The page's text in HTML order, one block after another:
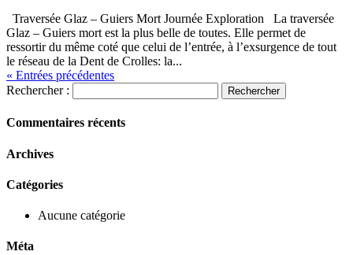
Traversée Glaz – Guiers Mort Journée Exploration La traversée
Glaz – Guiers mort est la plus belle de toutes. Elle permet de
ressortir du même coté que celui de l’entrée, à l’exsurgence de tout
le réseau de la Dent de Crolles: la...
« Entrées précédentes
Rechercher :
Commentaires récents
Archives
Catégories
Aucune catégorie
Méta